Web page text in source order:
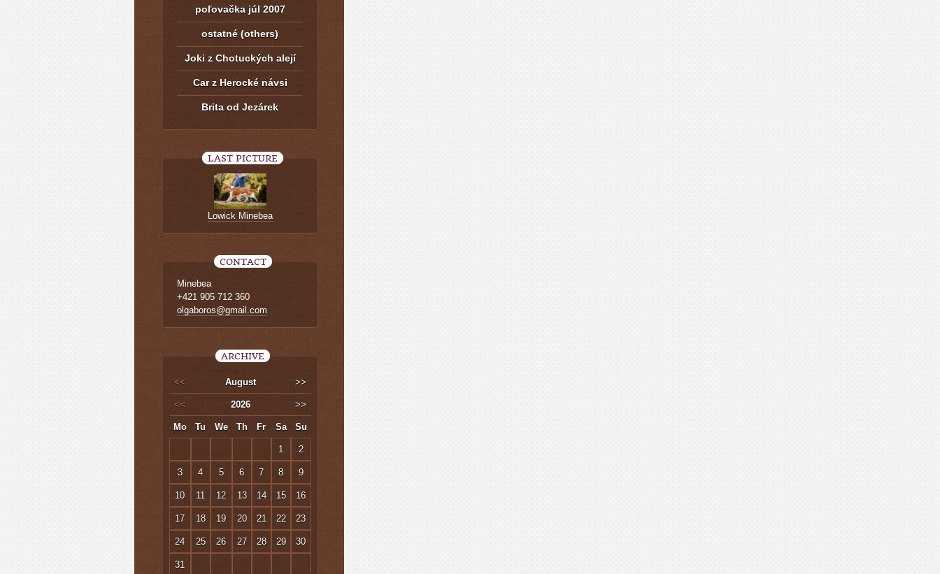
poľovačka júl 2007
ostatné (others)
Joki z Chotuckých alejí
Car z Herocké návsi
Brita od Jezárek
LAST PICTURE
Lowick Minebea
CONTACT
Minebea
+421 905 712 360
olgaboros@gmail.com
ARCHIVE
<< August >>
<< 2026 >>
Mo Tu We Th Fr Sa Su
1 2
3 4 5 6 7 8 9
10 11 12 13 14 15 16
17 18 19 20 21 22 23
24 25 26 27 28 29 30
31